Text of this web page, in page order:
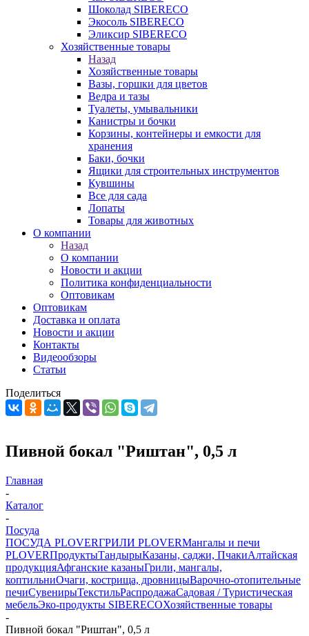
Шоколад SIBERECO
Экосоль SIBERECO
Эликсир SIBERECO
Хозяйственные товары
Назад
Хозяйственные товары
Вазы, горшки для цветов
Ведра и тазы
Туалеты, умывальники
Канистры и бочки
Корзины, контейнеры и емкости для
хранения
Баки, бочки
Ящики для строительных инструментов
Кувшины
Все для сада
Лопаты
Товары для животных
О компании
Назад
О компании
Новости и акции
Политика конфиденциальности
Оптовикам
Оптовикам
Доставка и оплата
Новости и акции
Контакты
Видеообзоры
Статьи
Поделиться
Пивной бокал "Риштан", 0,5 л
Главная
-
Каталог
-
Посуда
ПОСУДА PLOVERГРИЛИ PLOVERМангалы и печи
PLOVERПродуктыТандырыКазаны, саджи, ПчакиАлтайская
продукцияАфганские казаныГрили, мангалы,
коптильниОчаги, кострища, дровницыВарочно-отопительные
печиСувенирыТекстильРаспродажаСадовая / Туристическая
мебельЭко-продукты SIBERECOХозяйственные товары
-
Пивной бокал "Риштан", 0,5 л